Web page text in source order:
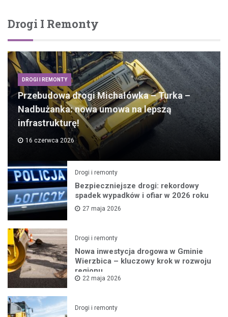
Drogi I Remonty
DROGI I REMONTY
Przebudowa drogi Michałówka – Turka –
Nadbużanka: nowa umowa na lepszą
infrastrukturę!
16 czerwca 2026
Drogi i remonty
Bezpieczniejsze drogi: rekordowy
spadek wypadków i ofiar w 2026 roku
27 maja 2026
Drogi i remonty
Nowa inwestycja drogowa w Gminie
Wierzbica – kluczowy krok w rozwoju
regionu
22 maja 2026
Drogi i remonty